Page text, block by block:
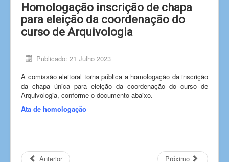
Homologação inscrição de chapa
para eleição da coordenação do
curso de Arquivologia
Publicado: 21 Julho 2023
A comissão eleitoral torna pública a homologação da inscrição
da chapa única para eleição da coordenação do curso de
Arquivologia, conforme o documento abaixo.
Ata de homologação
Anterior Próximo